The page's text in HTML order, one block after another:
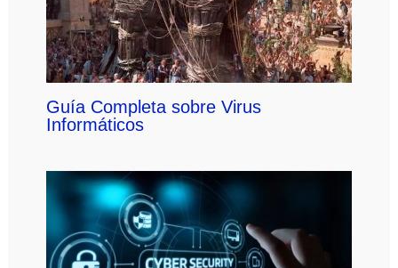
Guía Completa sobre Virus
Informáticos